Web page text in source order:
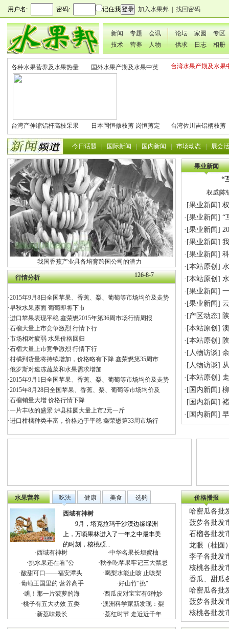
用户名: 密码: 记住我 加入水果邦 找回密码
新闻 专题
会讯
技术
营养 人物
论坛 家园
专区
供求
日志 相册
各种水果营养及水果热量
表
国外水果产期及水果中英
台湾水果产期及水果
台湾产伸缩铝杆高枝采果
剪2270#
日本岡恒修枝剪 岗恒剪定
铗200
台湾佐川吉铝柄枝剪
801（欧洲款式）
今日话题
国际新闻 国内新闻 市场动态 展会
我国香蕉产业具备培育跨国公司的潜力
行情分析 126-8-7
·2015年9月8日全国苹果、香蕉、梨、葡萄等市场均价及走势
·早秋水果露面 葡萄即将下市
·进口苹果表现平稳 鑫荣懋2015年第36周市场行情周报
·石榴大量上市竞争激烈 行情下行
·市场相对疲弱 水果价格回归
·石榴大量上市竞争激烈 行情下行
·柑橘到货量将持续增加，价格略有下降 鑫荣懋第35周市
·俄罗斯对速冻蔬菜和水果需求增加
·2015年9月1日全国苹果、香蕉、梨、葡萄等市场均价及走势
·2015年8月28日全国苹果、香蕉、梨、葡萄等市场均价及
·石榴销量大增 价格行情下降
·一片丰收的盛景 泸县桂圆大量上市2元一斤
·进口柑橘种类丰富，价格趋于平稳 鑫荣懋第33周市场行
果业新闻
“
权威|陈
·[果业新闻]
·[果业新闻] “
·[果业新闻]
·[果业新闻]
·[果业新闻]
·[本站原创 ]
·[本站原创 ]
·[果业新闻]
·[果业新闻]
·[产区动态]
·[本站原创 ]
·[本站原创 ]
·[ 人物访谈]
·[ 人物访谈]
·[本站原创 ]
·[ 国内新闻]
·[ 国内新闻]
·[ 国内新闻]
水果营养 吃法 健康 美食 选购
西域有神树
9月，塔克拉玛干沙漠边缘绿洲
上，万顷果林进入了一年之中最丰美
的时刻，核桃硕...
·西域有神树 ·中华名果长坝蜜柚
·挑水果还在看"公 ·秋季吃苹果牢记三大禁忌
·酸甜可口——福安潭头 ·喝梨水能止咳 止咳梨
·葡萄王国里的 营养高手 ·好山竹"挑"
·瞧！那一片菠萝的海 ·西瓜皮对宝宝有6种妙
·桃子有五大功效 五类 ·澳洲科学家新发现：梨
·新荔味最长 ·荔红时节 走近近千年
价格播报
哈密瓜各批
菠萝各批发
石榴各批发
龙眼（桂圆
李子各批发
核桃各批发
香瓜、甜瓜
哈密瓜各批
菠萝各批发
核桃各批发